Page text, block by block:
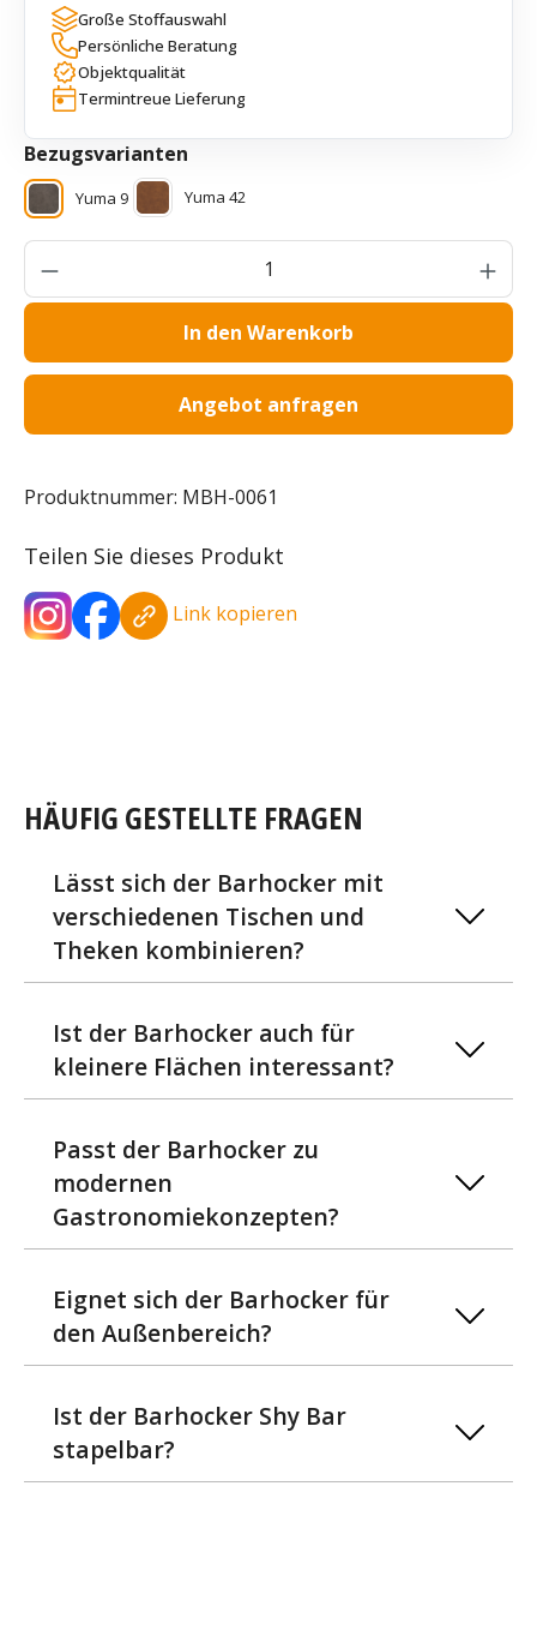
Große Stoffauswahl
Persönliche Beratung
Objektqualität
Termintreue Lieferung
Bezugsvarianten
Yuma 9 Yuma 42
Produkt Anzahl: Gib den gewünschten
In den Warenkorb
Angebot anfragen
Produktnummer: MBH-0061
Teilen Sie dieses Produkt
Link kopieren
HÄUFIG GESTELLTE FRAGEN
Lässt sich der Barhocker mit
verschiedenen Tischen und
Theken kombinieren?
Ist der Barhocker auch für
kleinere Flächen interessant?
Passt der Barhocker zu
modernen
Gastronomiekonzepten?
Eignet sich der Barhocker für
den Außenbereich?
Ist der Barhocker Shy Bar
stapelbar?